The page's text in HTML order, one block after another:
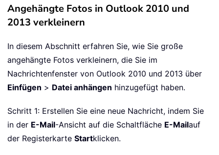
Angehängte Fotos in Outlook 2010 und
2013 verkleinern
In diesem Abschnitt erfahren Sie, wie Sie große
angehängte Fotos verkleinern, die Sie im
Nachrichtenfenster von Outlook 2010 und 2013 über
Einfügen > Datei anhängen hinzugefügt haben.
Schritt 1: Erstellen Sie eine neue Nachricht, indem Sie
in der E-Mail-Ansicht auf die Schaltfläche E-Mailauf
der Registerkarte Startklicken.